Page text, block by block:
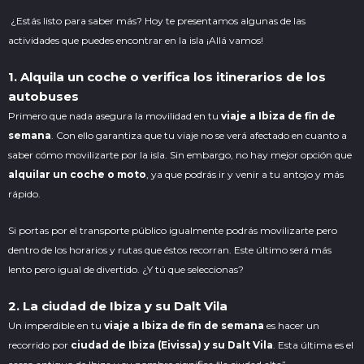
¿Estás listo para saber más? Hoy te presentamos algunas de las
actividades que puedes encontrar en la isla ¡Allá vamos!
1. Alquila un coche o verifica los itinerarios de los
autobuses
Primero que nada asegura la movilidad en tu viaje a Ibiza de fin de
semana . Con ello garantiza que tu viaje no se verá afectado en cuanto a
saber cómo movilizarte por la isla. Sin embargo, no hay mejor opción que
alquilar un coche o moto , ya que podrás ir y venir a tu antojo y más
rápido.
Si portas por el transporte público igualmente podrás movilizarte pero
dentro de los horarios y rutas que éstos recorran. Este último será más
lento pero igual de divertido. ¿Y tú que seleccionas?
2. La ciudad de Ibiza y su Dalt Vila
Un imperdible en tu viaje a Ibiza de fin de semana es hacer un
recorrido por ciudad de Ibiza (Eivissa) y su Dalt Vila . Esta última es el